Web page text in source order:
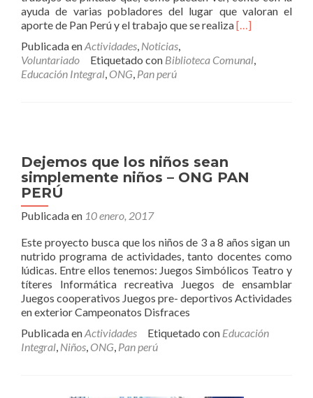
ayuda de varias pobladores del lugar que valoran el
aporte de Pan Perú y el trabajo que se realizaLeer
la
–
[…]
Publicada enActividades, Noticias,
Voluntariado
Etiquetado con Biblioteca Comunal,
Educación Integral, ONG, Pan perú
Dejemos que los niños sean
simplemente niños – ONG PAN
PERÚ
Publicada en 10 enero, 2017
Este proyecto busca que los niños de 3 a 8 años sigan un
nutrido programa de actividades, tanto docentes como
lúdicas. Entre ellos tenemos: Juegos Simbólicos Teatro y
títeres Informática recreativa Juegos de ensamblar
Juegos cooperativos Juegos pre- deportivos Actividades
en exterior Campeonatos Disfraces
Publicada enActividades Etiquetado con Educación
Integral, Niños, ONG, Pan perú